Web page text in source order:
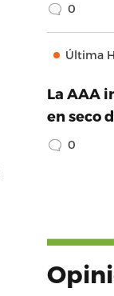
0
Última
La AAA
en seco
0